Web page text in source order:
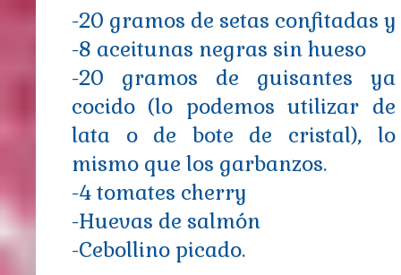
-20 gramos de setas confitadas
-8 aceitunas negras sin hueso
-20 gramos de guisantes ya
cocido (lo podemos utilizar de
lata o de bote de cristal), lo
mismo que los garbanzos.
-4 tomates cherry
-Huevas de salmón
-Cebollino picado.